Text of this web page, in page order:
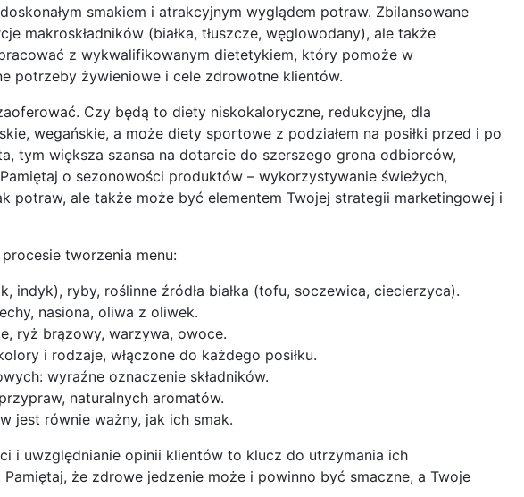
smakiem i atrakcyjnym wyglądem potraw. Zbilansowane
makroskładników (białka, tłuszcze, węglowodany), ale także
z wykwalifikowanym dietetykiem, który pomoże w
potrzeby żywieniowe i cele zdrowotne klientów.
Czy będą to diety niskokaloryczne, redukcyjne, dla
wegańskie, a może diety sportowe z podziałem na posiłki przed i po
tym większa szansa na dotarcie do szerszego grona odbiorców,
o sezonowości produktów – wykorzystywanie świeżych,
potraw, ale także może być elementem Twojej strategii marketingowej i
tworzenia menu:
indyk), ryby, roślinne źródła białka (tofu, soczewica, ciecierzyca).
nasiona, oliwa z oliwek.
ryż brązowy, warzywa, owoce.
i rodzaje, włączone do każdego posiłku.
wyraźne oznaczenie składników.
naturalnych aromatów.
jest równie ważny, jak ich smak.
i uwzględnianie opinii klientów to klucz do utrzymania ich
że zdrowe jedzenie może i powinno być smaczne, a Twoje